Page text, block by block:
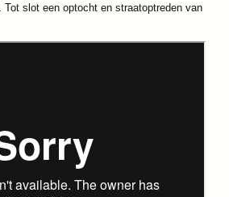
Tot slot een optocht en straatoptreden van